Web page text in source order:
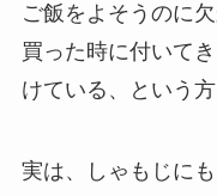
ご飯をよそうのに
買った時に付いて
けている、という
実は、しゃもじに